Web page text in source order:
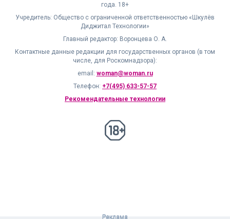
года. 18+
Учредитель: Общество с ограниченной ответственностью «Шкулёв
Диджитал Технологии»
Главный редактор: Воронцева О. А.
Контактные данные редакции для государственных органов (в том
числе, для Роскомнадзора):
email: woman@woman.ru
Телефон: +7(495) 633-57-57
Рекомендательные технологии
18+